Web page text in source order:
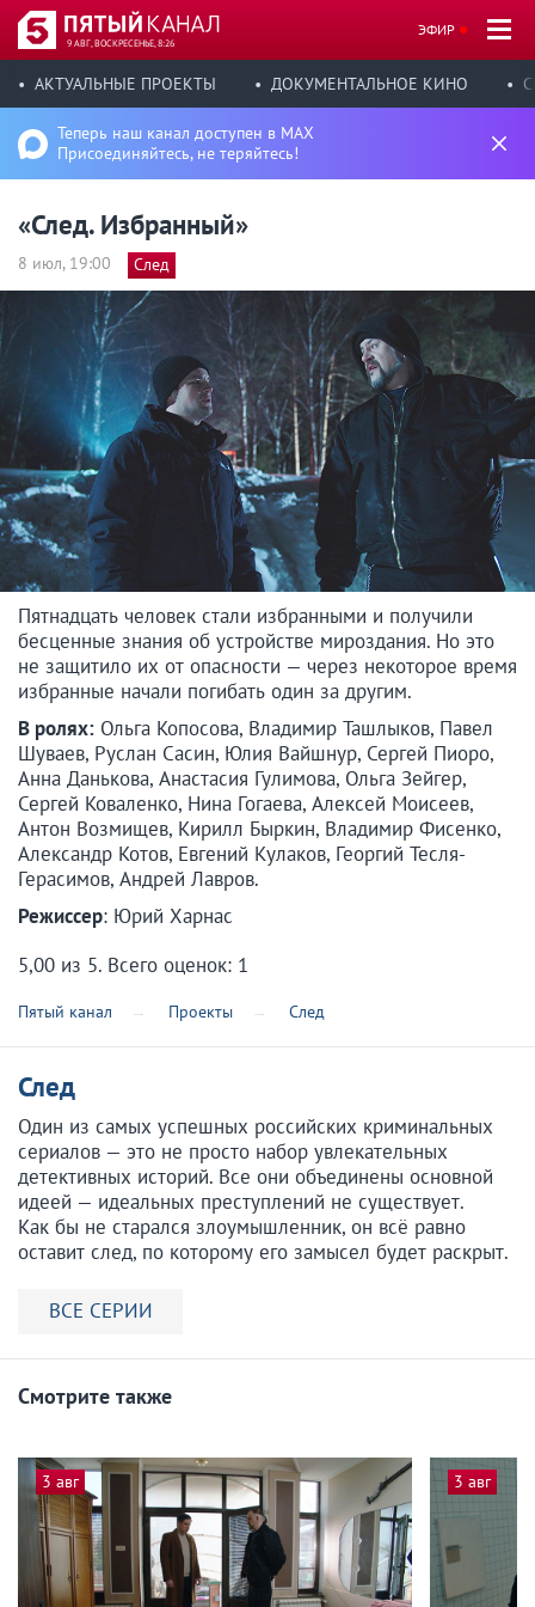
9 АВГ, ВОСКРЕСЕНЬЕ, 8:26
ЭФИР
АКТУАЛЬНЫЕ ПРОЕКТЫ ДОКУМЕНТАЛЬНОЕ КИНО
Теперь наш канал доступен в MAX
Присоединяйтесь, не теряйтесь!
«След. Избранный»
8 июл, 19:00 След
Пятнадцать человек стали избранными и получили
бесценные знания об устройстве мироздания. Но это
не защитило их от опасности — через некоторое время
избранные начали погибать один за другим.
В ролях: Ольга Копосова, Владимир Ташлыков, Павел
Шуваев, Руслан Сасин, Юлия Вайшнур, Сергей Пиоро,
Анна Данькова, Анастасия Гулимова, Ольга Зейгер,
Сергей Коваленко, Нина Гогаева, Алексей Моисеев,
Антон Возмищев, Кирилл Быркин, Владимир Фисенко,
Александр Котов, Евгений Кулаков, Георгий Тесля-
Герасимов, Андрей Лавров.
Режиссер: Юрий Харнас
5,00 из 5. Всего оценок: 1
Пятый канал Проекты След
След
Один из самых успешных российских криминальных
сериалов — это не просто набор увлекательных
детективных историй. Все они объединены основной
идеей — идеальных преступлений не существует.
Как бы не старался злоумышленник, он всё равно
оставит след, по которому его замысел будет раскрыт.
ВСЕ СЕРИИ
Смотрите также
3 авг 3 авг